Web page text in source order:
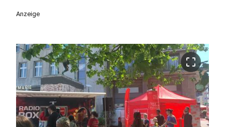
Anzeige
crop_free